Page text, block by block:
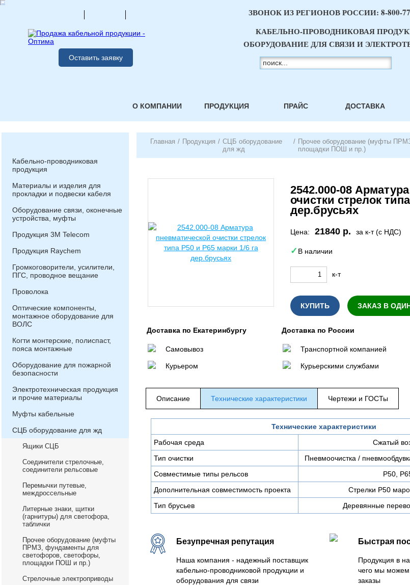
Оставить заявку
ЗВОНОК ИЗ РЕГИОНОВ РОССИИ: 8-800-
КАБЕЛЬНО-ПРОВОДНИКОВАЯ
ОБОРУДОВАНИЕ ДЛЯ СВЯЗИ И
О КОМПАНИИ ПРОДУКЦИЯ ПРАЙС ДОСТАВКА
Кабельно-проводниковая
продукция
Материалы и изделия для
прокладки и подвески кабеля
Оборудование связи, оконечные
устройства, муфты
Продукция 3М Telecom
Продукция Raychem
Громкоговорители, усилители,
ПГС, проводное вещание
Проволока
Оптические компоненты,
монтажное оборудование для
ВОЛС
Когти монтерские, полиспаст,
пояса монтажные
Оборудование для пожарной
безопасности
Электротехническая продукция
и прочие материалы
Муфты кабельные
СЦБ оборудование для жд
Ящики СЦБ
Соединители стрелочные,
соединители рельсовые
Перемычки путевые,
междроссельные
Литерные знаки, щитки
(гарнитуры) для светофора,
таблички
Прочее оборудование (муфты
ПРМЗ, фундаменты для
светофоров, светофоры,
площадки ПОШ и пр.)
Стрелочные электроприводы
Главная / Продукция / СЦБ оборудование
для жд
/ Прочее оборудование (муфты
площадки ПОШ и пр.)
2542.000-08
очистки стрелок
дер.брусьях
Цена: 21840 р. за к-т (с НДС)
В наличии
к-т
КУПИТЬ ЗАКАЗ В
Доставка по Екатеринбургу
Самовывоз
Курьером
Доставка по России
Транспортной компанией
Курьерскими службами
Описание Технические характеристики Чертежи и ГОСТы
Технические характеристики
Рабочая среда
Сжатый
Тип очистки
Пневмоочистка /
Совместимые типы рельсов
Р50,
Дополнительная совместимость проекта
Стрелки Р50
Тип брусьев
Деревянные
Безупречная репутация
Наша компания - надежный поставщик
кабельно-проводниковой продукции и
оборудования для связи
Быстрая
Продукция в
чего мы можем
заказы